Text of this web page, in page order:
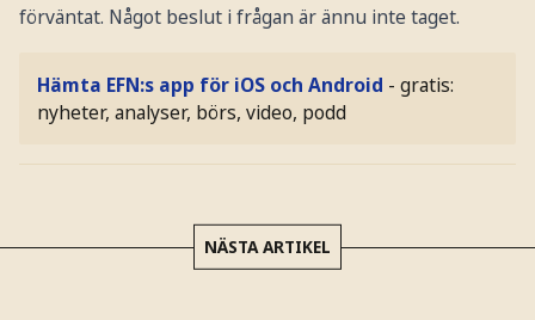
förväntat. Något beslut i frågan är ännu inte taget.
Hämta EFN:s app för iOS och Android - gratis:
nyheter, analyser, börs, video, podd
NÄSTA ARTIKEL